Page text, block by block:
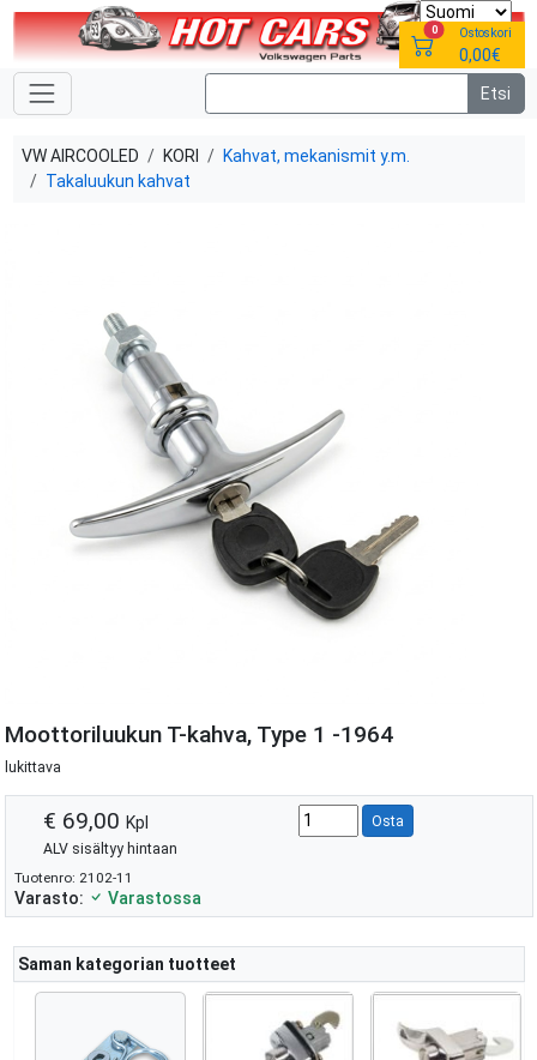
0 Ostoskori
0,00€
VW AIRCOOLED KORI
Kahvat, mekanismit y.m.
Takaluukun kahvat
Moottoriluukun T-kahva, Type 1 -1964
lukittava
€ 69,00 Kpl
ALV sisältyy hintaan
Osta
Tuotenro: 2102-11
Varasto: Varastossa
Saman kategorian tuotteet